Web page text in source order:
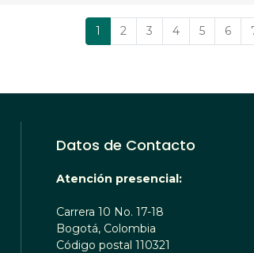
Página
actual
1 Página
2 Página
3 Página
4 Página
5 6
Datos de Contacto
Atención presencial:
Carrera 10 No. 17-18
Bogotá, Colombia
Código postal 110321